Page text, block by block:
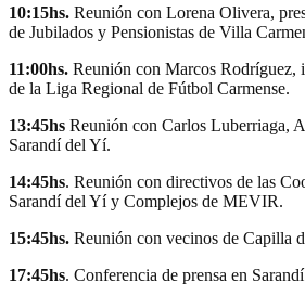
10:15hs. Reunión con Lorena Olivera,
de Jubilados y Pensionistas de Villa
11:00hs. Reunión con Marcos Rodríguez,
de la Liga Regional de Fútbol Carmense.
13:45hs Reunión con Carlos Luberriaga,
Sarandí del Yí.
14:45hs. Reunión con directivos de las
Sarandí del Yí y Complejos de MEVIR.
15:45hs. Reunión con vecinos de Capilla
17:45hs. Conferencia de prensa en